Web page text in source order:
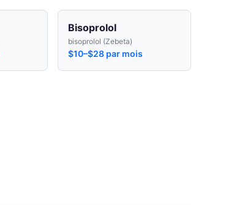
Bisoprolol
bisoprolol (Zebeta)
$10–$28 par mois